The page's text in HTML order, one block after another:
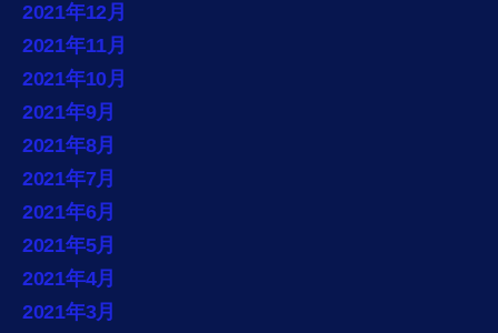
2021年12月
2021年11月
2021年10月
2021年9月
2021年8月
2021年7月
2021年6月
2021年5月
2021年4月
2021年3月